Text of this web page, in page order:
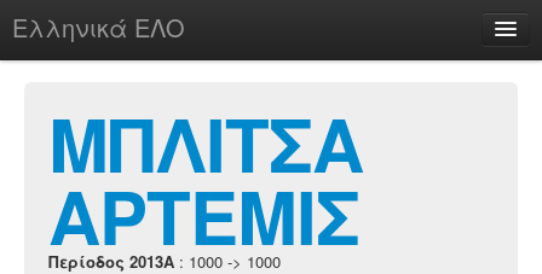
Ελληνικά ΕΛΟ
chesstu.be @ discord
Login
ΜΠΛΙΤΣΑ
ΑΡΤΕΜΙΣ
Περίοδος 2013A : 1000 -> 1000